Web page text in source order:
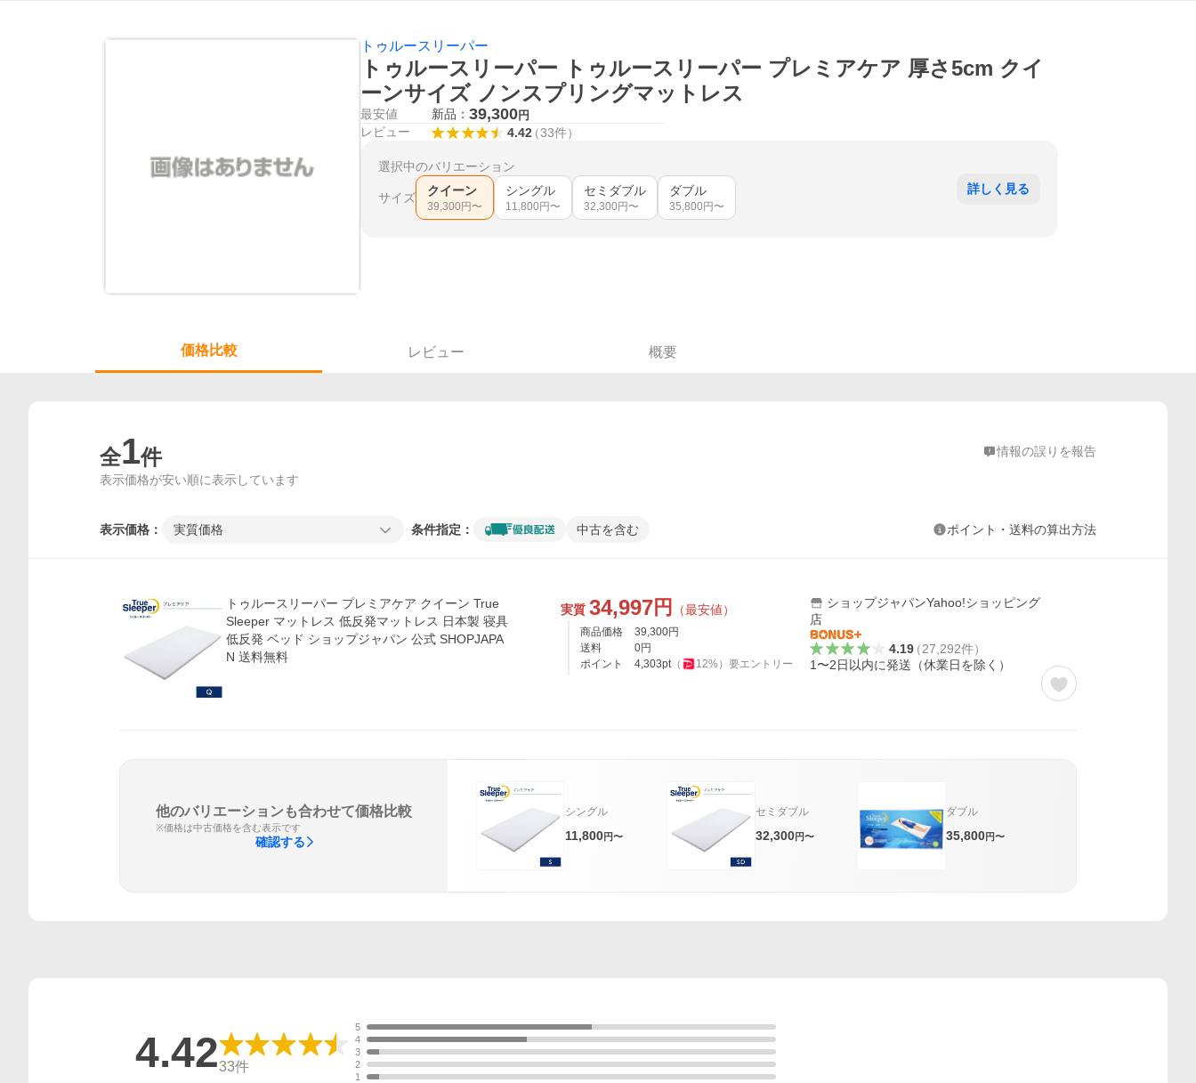
トゥルースリーパー
トゥルースリーパー トゥルースリーパー プレミアケア 厚さ5cm クイ
ーンサイズ ノンスプリングマットレス
最安値 新品： 39,300円
レビュー 4.42（33件）
選択中のバリエーション
サイズ クイーン
39,300 円〜
シングル
11,800 円〜
セミダブル
32,300 円〜
ダブル
35,800 円〜
詳しく見る
価格比較 レビュー 概要
全1件 情報の誤りを報告
表示価格が安い順に表示しています
表示価格： 実質価格 条件指定： 中古を含む ポイント・送料の算出方法
トゥルースリーパー プレミアケア クイーン True
Sleeper マットレス 低反発マットレス 日本製 寝具
低反発 ベッド ショップジャパン 公式 SHOPJAPA
N 送料無料
実質 34,997円 （最安値）
商品価格 39,300円
送料
0円
ポイント
4,303pt（ 12%） 要エントリー
ショップジャパンYahoo!ショッピング
店
4.19（27,292件）
1〜2日以内に発送（休業日を除く）
他のバリエーションも合わせて価格比較
※価格は中古価格を含む表示です
確認する
シングル
11,800円〜
セミダブル
32,300円〜
ダブル
35,800円〜
4.4233件
5
4
3
2
1